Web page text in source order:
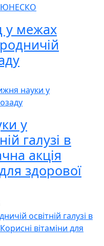
ЮНЕСКО
у межах
науки у
у
галузі в
акція
здорової
освітній галузі в
вітаміни для